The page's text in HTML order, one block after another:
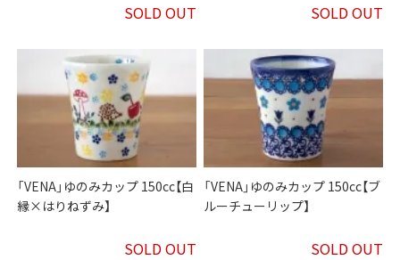
SOLD OUT SOLD OUT
「VENA」ゆのみカップ 150cc【白
縁×はりねずみ】
SOLD OUT
「VENA」ゆのみカップ 150cc【ブ
ルーチューリップ】
SOLD OUT